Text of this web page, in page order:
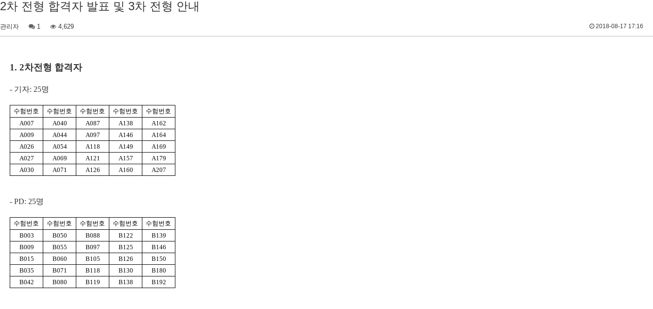
2차 전형 합격자 발표 및 3차 전형 안내
관리자 1 4,629 2018-08-17 17:16
1. 2차전형 합격자
- 기자: 25명
수험번호 수험번호 수험번호 수험번호
수험번호
A007
A040 A087 A138
A162
A009
A044 A097 A146
A164
A026
A054 A118 A149
A169
A027
A069 A121 A157
A179
A030
A071 A126 A160 A207
- PD: 25명
수험번호 수험번호 수험번호 수험번호
수험번호
B003
B050 B088 B122
B139
B009
B055 B097 B125
B146
B015
B060 B105 B126
B150
B035
B071 B118 B130
B180
B042
B080 B119 B138 B192